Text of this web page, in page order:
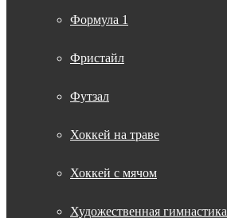
Формула 1
Фристайл
Футзал
Хоккей на траве
Хоккей с мячом
Художественная гимнастика